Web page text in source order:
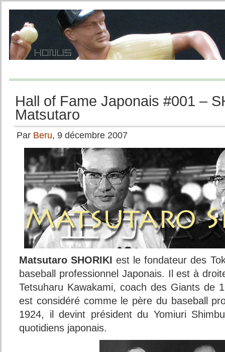
Hall of Fame Japonais #001 –
Matsutaro
Par Beru, 9 décembre 2007
Matsutaro SHORIKI est le fondateur des
baseball professionnel Japonais. Il est à
Tetsuharu Kawakami, coach des Giants de
est considéré comme le père du baseball
1924, il devint président du Yomiuri
quotidiens japonais.